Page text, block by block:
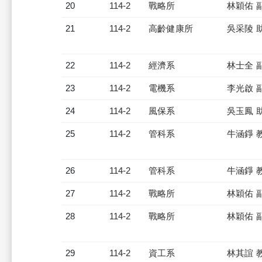
20 114-2 戰略所 林穎佑
21 114-2 高齡健康所 吳采陵
22 114-2 經濟系 林士全
23 114-2 電機系 李光啟
24 114-2 風保系 吳玉鳳
25 114-2 管科系 牛涵錚
26 114-2 管科系 牛涵錚
27 114-2 戰略所 林穎佑
28 114-2 戰略所 林穎佑
29 114-2 資工系 林其誼